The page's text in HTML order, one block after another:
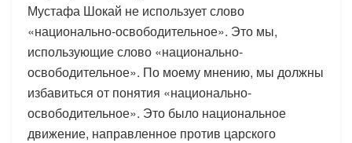
Мустафа Шокай не использует слово
«национально-освободительное». Это мы,
использующие слово «национально-
освободительное». По моему мнению, мы должны
избавиться от понятия «национально-
освободительное». Это было национальное
движение, направленное против царского